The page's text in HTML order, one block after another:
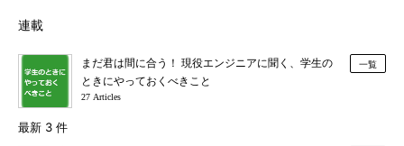
連載
まだ君は間に合う！ 現役エンジニアに聞く、学生の
ときにやっておくべきこと
27 Articles
一覧
最新 3 件